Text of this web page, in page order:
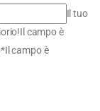
Il tuo
campo è
campo è